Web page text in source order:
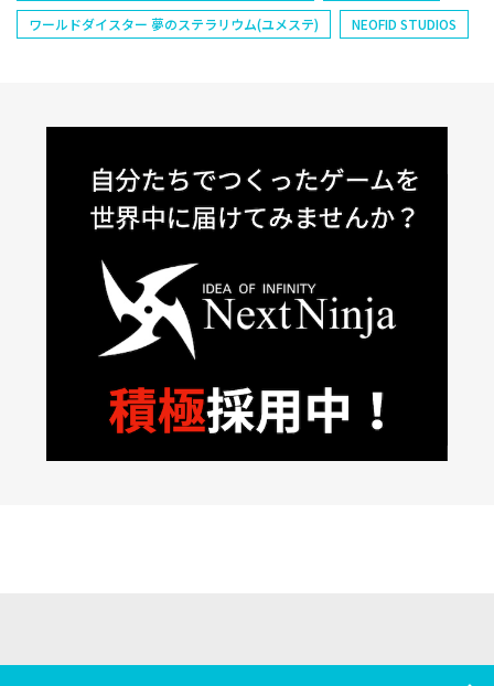
ワールドダイスター 夢のステラリウム(ユメステ)
NEOFID STUDIOS